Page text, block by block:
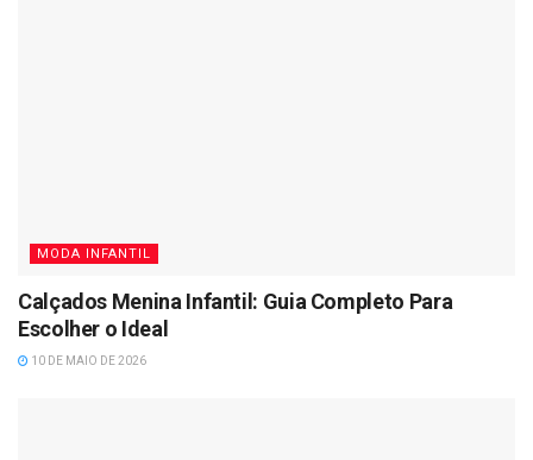
MODA INFANTIL
Calçados Menina Infantil: Guia Completo Para
Escolher o Ideal
10 DE MAIO DE 2026